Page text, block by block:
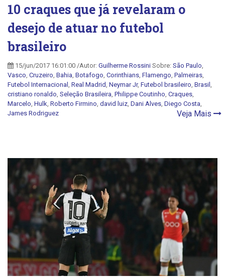
10 craques que já revelaram o
desejo de atuar no futebol
brasileiro
15/jun/2017 16:01:00 /Autor: Guilherme Rossini Sobre: São Paulo
Vasco Cruzeiro Bahia Botafogo Corinthians Flamengo Palmeiras
Futebol Internacional Real Madrid Neymar Jr, Futebol brasileiro Brasil
cristiano ronaldo Seleção Brasileira Philippe Coutinho Craques
Marcelo Hulk Roberto Firmino david luiz Dani Alves Diego Costa
James Rodriguez
Veja Mais